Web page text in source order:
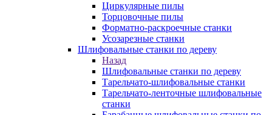
Циркулярные пилы
Торцовочные пилы
Форматно-раскроечные станки
Усозарезные станки
Шлифовальные станки по дереву
Назад
Шлифовальные станки по дереву
Тарельчато-шлифовальные станки
Тарельчато-ленточные шлифовальные
станки